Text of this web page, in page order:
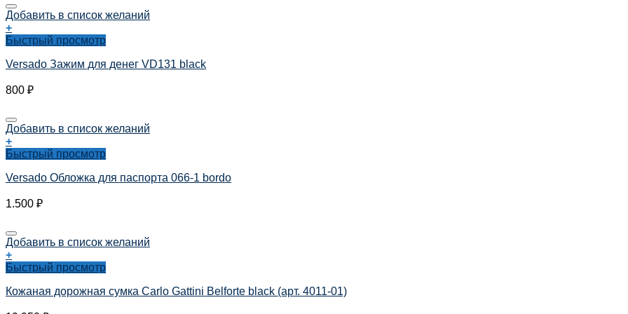
Добавить в список желаний
+
Быстрый просмотр
Versado Зажим для денег VD131 black
800 ₽
Добавить в список желаний
+
Быстрый просмотр
Versado Обложка для паспорта 066-1 bordo
1.500 ₽
Добавить в список желаний
+
Быстрый просмотр
Кожаная дорожная сумка Carlo Gattini Belforte black (арт. 4011-01)